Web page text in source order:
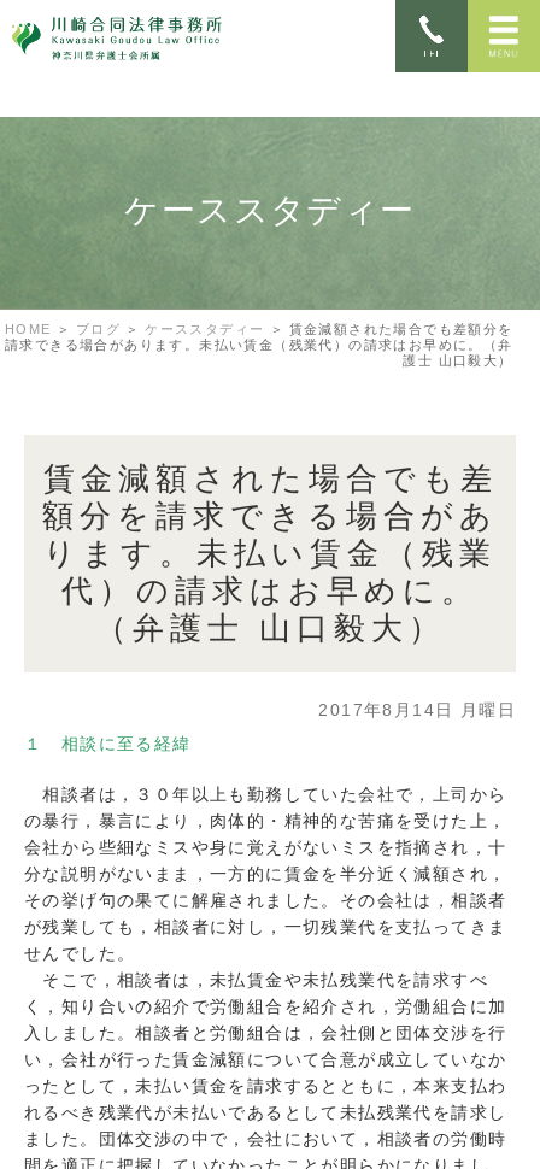
ケーススタディー
HOME ブログ ケーススタディー
賃金減額された場合でも差額分を
請求できる場合があります。未払い賃金（残業代）の請求はお早めに。（弁
護士 山口毅大）
賃金減額された場合でも差
額分を請求できる場合があ
ります。未払い賃金（残業
代）の請求はお早めに。
（弁護士 山口毅大）
2017年8月14日 月曜日
１ 相談に至る経緯
相談者は，３０年以上も勤務していた会社で，上司から
の暴行，暴言により，肉体的・精神的な苦痛を受けた上，
会社から些細なミスや身に覚えがないミスを指摘され，十
分な説明がないまま，一方的に賃金を半分近く減額され，
その挙げ句の果てに解雇されました。その会社は，相談者
が残業しても，相談者に対し，一切残業代を支払ってきま
せんでした。
そこで，相談者は，未払賃金や未払残業代を請求すべ
く，知り合いの紹介で労働組合を紹介され，労働組合に加
入しました。相談者と労働組合は，会社側と団体交渉を行
い，会社が行った賃金減額について合意が成立していなか
ったとして，未払い賃金を請求するとともに，本来支払わ
れるべき残業代が未払いであるとして未払残業代を請求し
ました。団体交渉の中で，会社において，相談者の労働時